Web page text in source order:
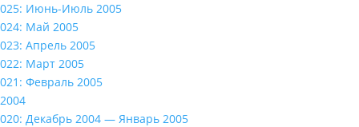
025: Июнь-Июль 2005
024: Май 2005
023: Апрель 2005
022: Март 2005
021: Февраль 2005
2004
020: Декабрь 2004 — Январь 2005